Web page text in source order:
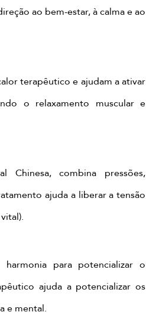
ao bem-estar, à calma e ao
terapêutico e ajudam a ativar
o relaxamento muscular e
Chinesa, combina pressões,
ajuda a liberar a tensão
para potencializar o
ajuda a potencializar os
e mental.